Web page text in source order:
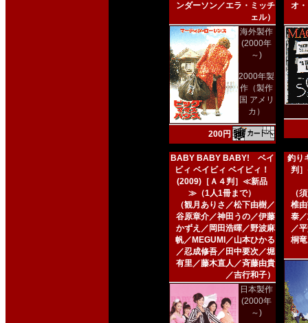
ンダーソン／エラ・ミッチ
ェル）
海外製作
(2000年
～)
2000年製
作（製作
国 アメリ
カ）
200円
オ
BABY BABY BABY! ベイ
ビィ ベイビィ ベイビィ！
(2009)［Ａ４判］≪新品
≫（1人1冊まで）
（観月ありさ／松下由樹／
谷原章介／神田うの／伊藤
かずえ／岡田浩暉／野波麻
帆／MEGUMI／山本ひかる
／忍成修吾／田中要次／堀
有里／藤木直人／斉藤由貴
／吉行和子）
日本製作
(2000年
～)
釣り
判
（
椎
泰
／
桐